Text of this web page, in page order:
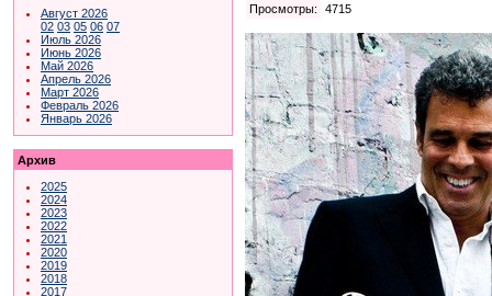
Август 2026
02 03 05 06 07
Июль 2026
Июнь 2026
Май 2026
Апрель 2026
Март 2026
Февраль 2026
Январь 2026
Архив
2025
2024
2023
2022
2021
2020
2019
2018
2017
Просмотры:
4715